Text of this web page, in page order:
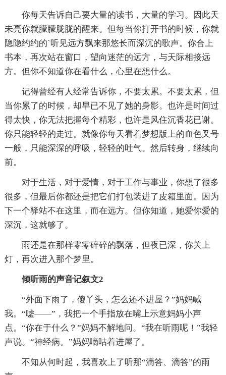
你每天告诉自己要大量的读书，大量的学习。因此天
未亮你就朦朦胧胧的醒来。但每当你打开书的时候，你就
隐隐约约的`听见远方飘来那悠长而深沉的歌声。你合上
书本，再次站在窗口，望向迷茫的远方，与天际相接远
方。但你不知道你在看什么，心里在想什么。
记得曾经有人经常告诉你，不要太累。不要太累，但
当你累了的时候，却早已不见了她的身影。也许是时间过
得太快，你无法把握每个精彩，也许是风住沉香花已谢。
你只能轻轻的走过。就像你每天看着梦想版上的血色叉号
一般，只能深深的呼吸，轻轻的吐气。然后转身，继续向
前。
对于生活，对于爱情，对于工作与事业，你想了很多
很多，但最后你都还是把它们打包装进了皮箱里面。因为
下一个驿站不在这里，而在远方。但你知道，她爱你爱的
深沉，这就够了。
雨还是在那样零零碎碎的飘落，但夜已深，你关上
灯，再次进入那个梦里。
倾听雨的声音记叙文2
“外面下雨了，傻丫头，怎么还不进屋？”妈妈喊
我。“嘘——”，我把一个手指放在嘴上示意妈妈小声
点。“你在于什么？”妈妈不解地问。“我在听雨呢！”我轻
声说。“神经病。”妈妈嘀咕着进屋了。
不知从何时起，我喜欢上了听那“滴答、滴答”的雨